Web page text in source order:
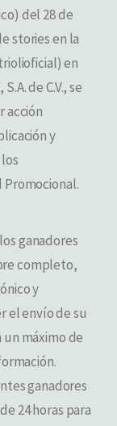
del 28 de
stories en la
en
de C.V., se
acción
y
Promocional.
ganadores
completo,
y
el envío de su
máximo de
ganadores
24 horas para